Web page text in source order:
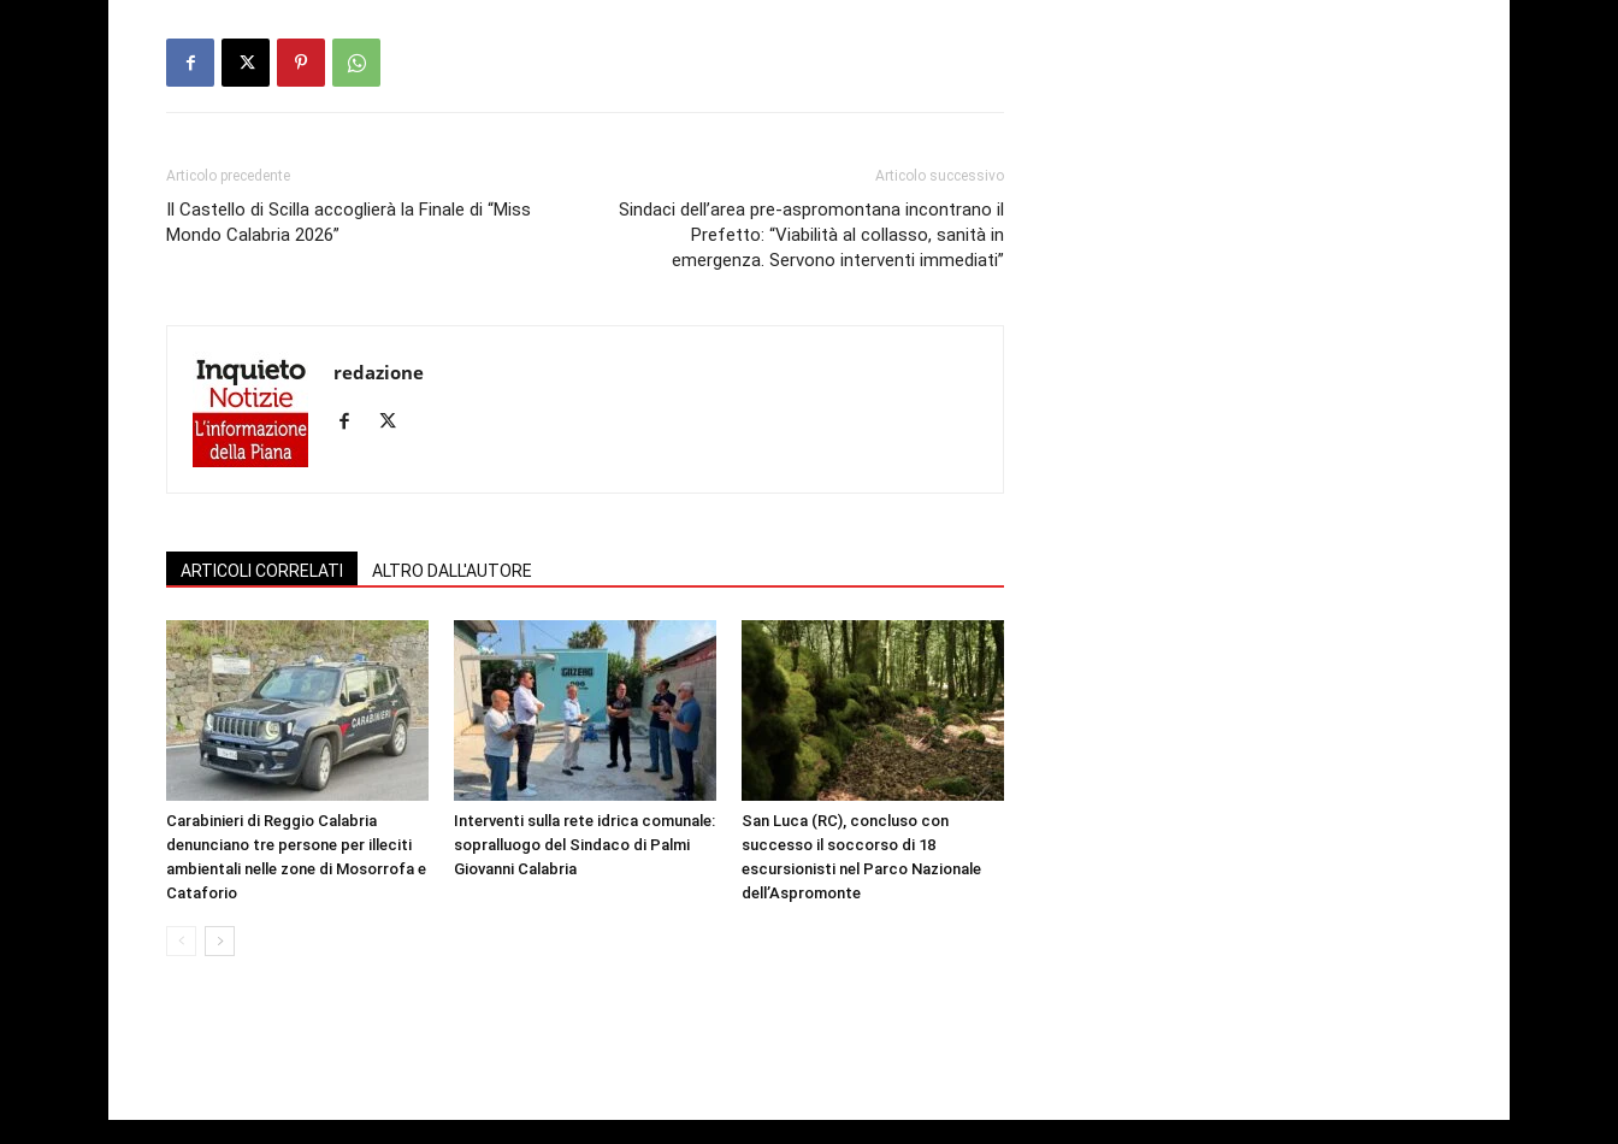
Articolo precedente
Il Castello di Scilla accoglierà la Finale di “Miss
Mondo Calabria 2026”
Articolo successivo
Sindaci dell’area pre‑aspromontana incontrano il
Prefetto: “Viabilità al collasso, sanità in
emergenza. Servono interventi immediati”
redazione
ARTICOLI CORRELATI ALTRO DALL'AUTORE
Carabinieri di Reggio Calabria
denunciano tre persone per illeciti
ambientali nelle zone di Mosorrofa e
Cataforio
Interventi sulla rete idrica comunale:
sopralluogo del Sindaco di Palmi
Giovanni Calabria
San Luca (RC), concluso con
successo il soccorso di 18
escursionisti nel Parco Nazionale
dell’Aspromonte